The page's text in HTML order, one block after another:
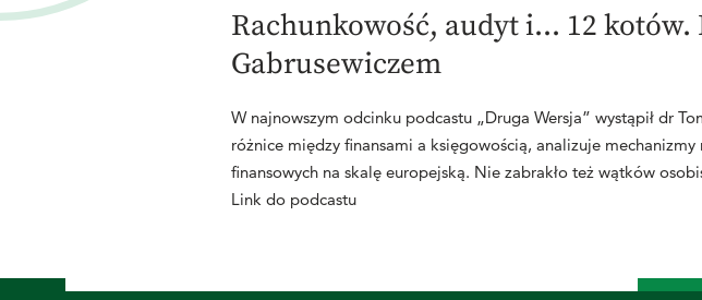
Rachunkowość, audyt i... 12 kotów.
Gabrusewiczem
W najnowszym odcinku podcastu „Druga Wersja” wystąpił dr
różnice między finansami a księgowością, analizuje
finansowych na skalę europejską. Nie zabrakło też wątków
Link do podcastu